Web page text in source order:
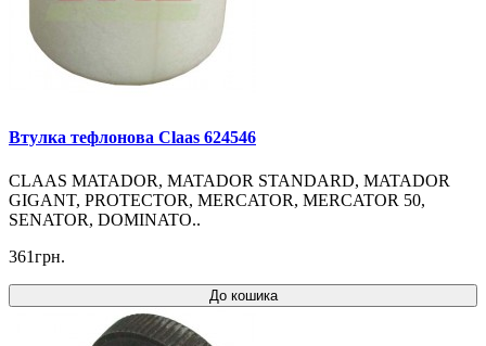
Втулка тефлонова Claas 624546
CLAAS MATADOR, MATADOR STANDARD, MATADOR
GIGANT, PROTECTOR, MERCATOR, MERCATOR 50,
SENATOR, DOMINATO..
361грн.
До кошика